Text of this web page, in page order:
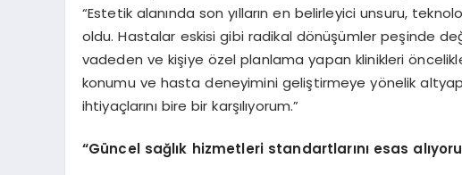
“Estetik alanında son yılların en belirleyici unsuru,
oldu. Hastalar eskisi gibi radikal dönüşümler peşinde
vadeden ve kişiye özel planlama yapan klinikleri
konumu ve hasta deneyimini geliştirmeye yönelik
ihtiyaçlarını bire bir karşılıyorum.”
“Güncel sağlık hizmetleri standartlarını esas